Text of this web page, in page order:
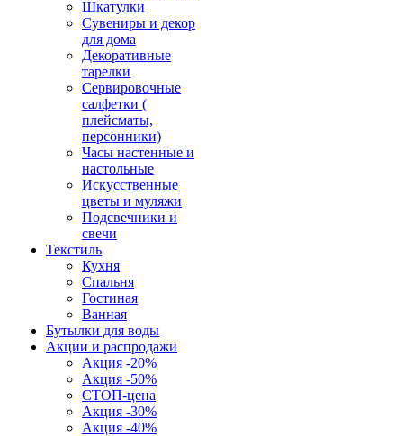
Шкатулки
Сувениры и декор
для дома
Декоративные
тарелки
Сервировочные
салфетки (
плейсматы,
персонники)
Часы настенные и
настольные
Искусственные
цветы и муляжи
Подсвечники и
свечи
Текстиль
Кухня
Спальня
Гостиная
Ванная
Бутылки для воды
Акции и распродажи
Акция -20%
Акция -50%
СТОП-цена
Акция -30%
Акция -40%